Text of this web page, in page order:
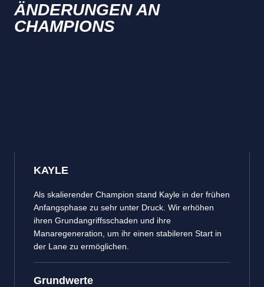
ÄNDERUNGEN AN
CHAMPIONS
KAYLE
Als skalierender Champion stand Kayle in der frühen
Anfangsphase zu sehr unter Druck. Wir erhöhen
ihren Grundangriffsschaden und ihre
Manaregeneration, um ihr einen stabileren Start in
der Lane zu ermöglichen.
Grundwerte